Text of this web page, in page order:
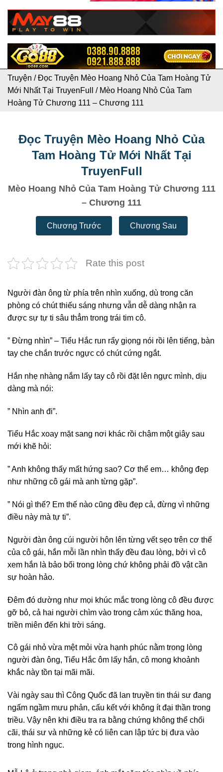
Truyện /Đọc Truyện Mèo Hoang Nhỏ Của Tam Hoàng Tử
Mới Nhất Tại TruyenFull
/ Mèo Hoang Nhỏ Của Tam
Hoàng Tử Chương 111 – Chương 111
Đọc Truyện Mèo Hoang Nhỏ Của
Tam Hoàng Tử Mới Nhất Tại
TruyenFull
Mèo Hoang Nhỏ Của Tam Hoàng Tử Chương 111
– Chương 111
Chương Trước Chương Sau
Rate this post
Người đàn ông từ phía trên nhìn xuống, dù trong căn
phòng có chút thiếu sáng nhưng vẫn dễ dàng nhận ra
được sự tự ti sâu thẳm trong trái tim cô.
” Đừng nhìn” – Tiểu Hắc run rẩy giọng nói rồi lên tiếng, bàn
tay che chắn trước ngực có chút cứng ngắt.
Hắn nhẹ nhàng nắm lấy tay cô rồi đặt lên ngực mình, dịu
dàng mà nói:
” Nhìn anh đi”.
Tiểu Hắc xoay mặt sang nơi khác rồi chậm một giây sau
mới khẽ hỏi:
” Anh không thấy mất hứng sao? Cơ thể em… không đẹp
như những cô gái mà anh từng gặp”.
” Nói gì thế? Em thế nào cũng đều đẹp cả, đừng vì những
điều này mà tự ti”.
Người đàn ông cúi người hôn lên từng vết sẹo trên cơ thể
của cô gái, hắn mỗi lần nhìn thấy đều đau lòng, bởi vì cô
xem hắn là bảo bối trong lòng chứ không phải đồ vật cần
sự hoàn hảo.
Đêm đó dường như mọi khúc mắc trong lòng cô đều được
gỡ bỏ, cả hai người chìm vào trong cảm xúc thăng hoa,
triền miên đến khi trời sáng.
Cô gái nhỏ vừa mệt mỏi vừa hạnh phúc nằm trong lòng
người đàn ông, Tiểu Hắc ôm lấy hắn, cô mong khoảnh
khắc này tồn tại mãi mãi.
Vài ngày sau thì Công Quốc đã lan truyền tin thái sư đang
ngấm ngầm mưu phản, cấu kết với không ít đại thần trong
triều. Vậy nên khi điều tra ra bằng chứng không thể chối
cãi, thái sư và những kẻ có liên can lập tức bị đưa vào
trong hình ngục.